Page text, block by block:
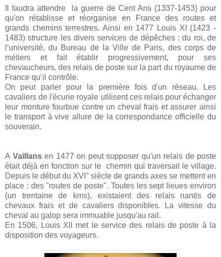
Il faudra attendre la guerre de Cent Ans (1337-1453) pour
qu'on rétablisse et réorganise en France des routes et
grands chemins terrestres. Ainsi en 1477 Louis XI (1423 -
1483) structure les divers services de dépêches : du roi, de
l’université, du Bureau de la Ville de Paris, des corps de
métiers et fait établir progressivement, pour ses
chevaucheurs, des relais de poste sur la part du royaume de
France qu’il contrôle.
On peut parler pour la première fois d'un réseau. Les
cavaliers de l'écurie royale utilisent ces relais pour échanger
leur monture fourbue contre un cheval frais et assurer ainsi
le transport à vive allure de la correspondance officielle du
souverain.
A Vaillansen 1477 on peut supposer qu'un relais de poste
était déjà en fonction sur le chemin qui traversait le village.
Depuis le début du XVI° siècle de grands axes se mettent en
place : des "routes de poste". Toutes les sept lieues environ
(un trentaine de kms), existaient des relais nantis de
chevaux frais et de cavaliers disponibles. La vitesse du
cheval au galop sera immuable jusqu'au rail.
En 1506, Louis XII met le service des relais de poste à la
disposition des voyageurs.